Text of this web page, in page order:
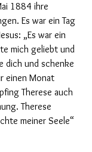
1884 ihre
Es war ein Tag
„Es war ein
mich geliebt und
dich und schenke
einen Monat
Therese auch
Therese
meiner Seele“